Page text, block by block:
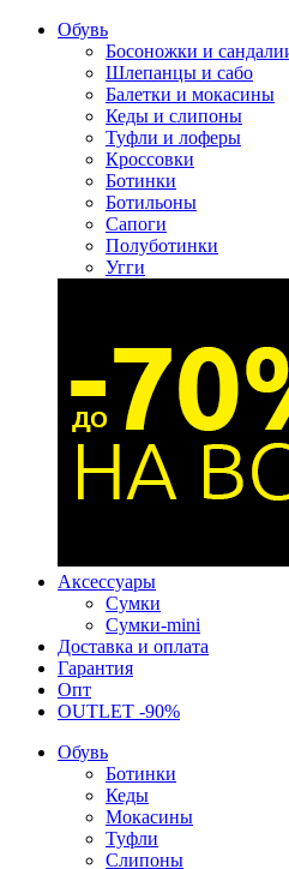
Обувь
Босоножки и
Шлепанцы и сабо
Балетки и мокасины
Кеды и слипоны
Туфли и лоферы
Кроссовки
Ботинки
Ботильоны
Сапоги
Полуботинки
Угги
Аксессуары
Сумки
Сумки-mini
Доставка и оплата
Гарантия
Опт
OUTLET -90%
Обувь
Ботинки
Кеды
Мокасины
Туфли
Слипоны